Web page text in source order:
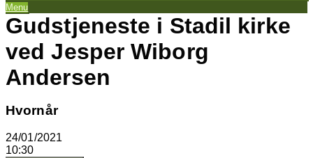
Menu
Gudstjeneste i Stadil kirke
ved Jesper Wiborg
Andersen
Hvornår
24/01/2021
10:30